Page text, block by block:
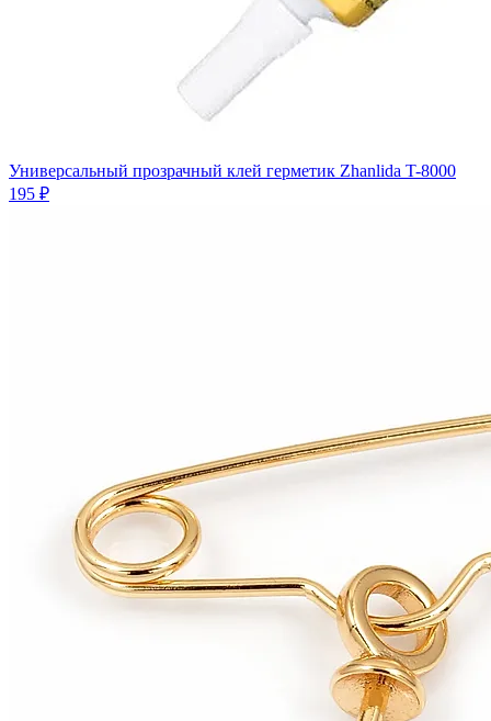
Универсальный прозрачный клей герметик Zhanlida T-8000
195 ₽